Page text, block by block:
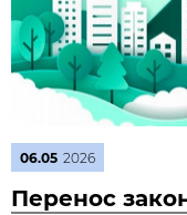
06.05 2026
Перенос